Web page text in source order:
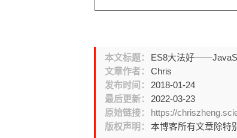
本文标题：
ES8大法好
文章作者：
Chris
发布时间：
2018-01-24
最后更新：
2022-03-23
原始链接：
https://
版权声明：
本博客所有文章除特